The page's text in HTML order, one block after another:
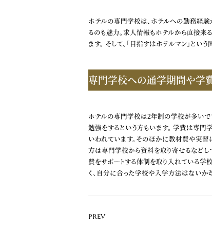
ホテルの専門学校は、ホテルへの勤務経験
るのも魅力。求人情報もホテルから直接来
ます。 そして、「目指すはホテルマン」と
専門学校への通学期間や学
ホテルの専門学校は2年制の学校が多いで
勉強をするという方もいます。 学費は専
いわれています。そのほかに教材費や実習
方は専門学校から資料を取り寄せるなどし
費をサポートする体制を取り入れている学
く、自分に合った学校や入学方法はないか
PREV